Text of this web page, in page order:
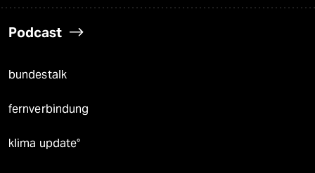
Podcast
bundestalk
fernverbindung
klima update°